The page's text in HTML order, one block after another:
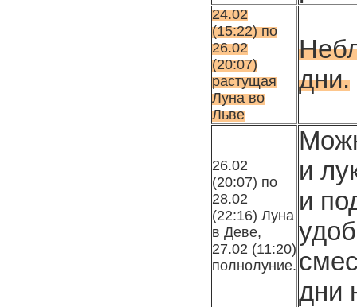
24.02
(15:22) по
26.02
(20:07)
расту­щая
Луна во
Льве
дни.
26.02
(20:07) по
28.02
(22:16) Луна
в Деве,
27.02 (11:20)
полнолуние.
и
и
дни